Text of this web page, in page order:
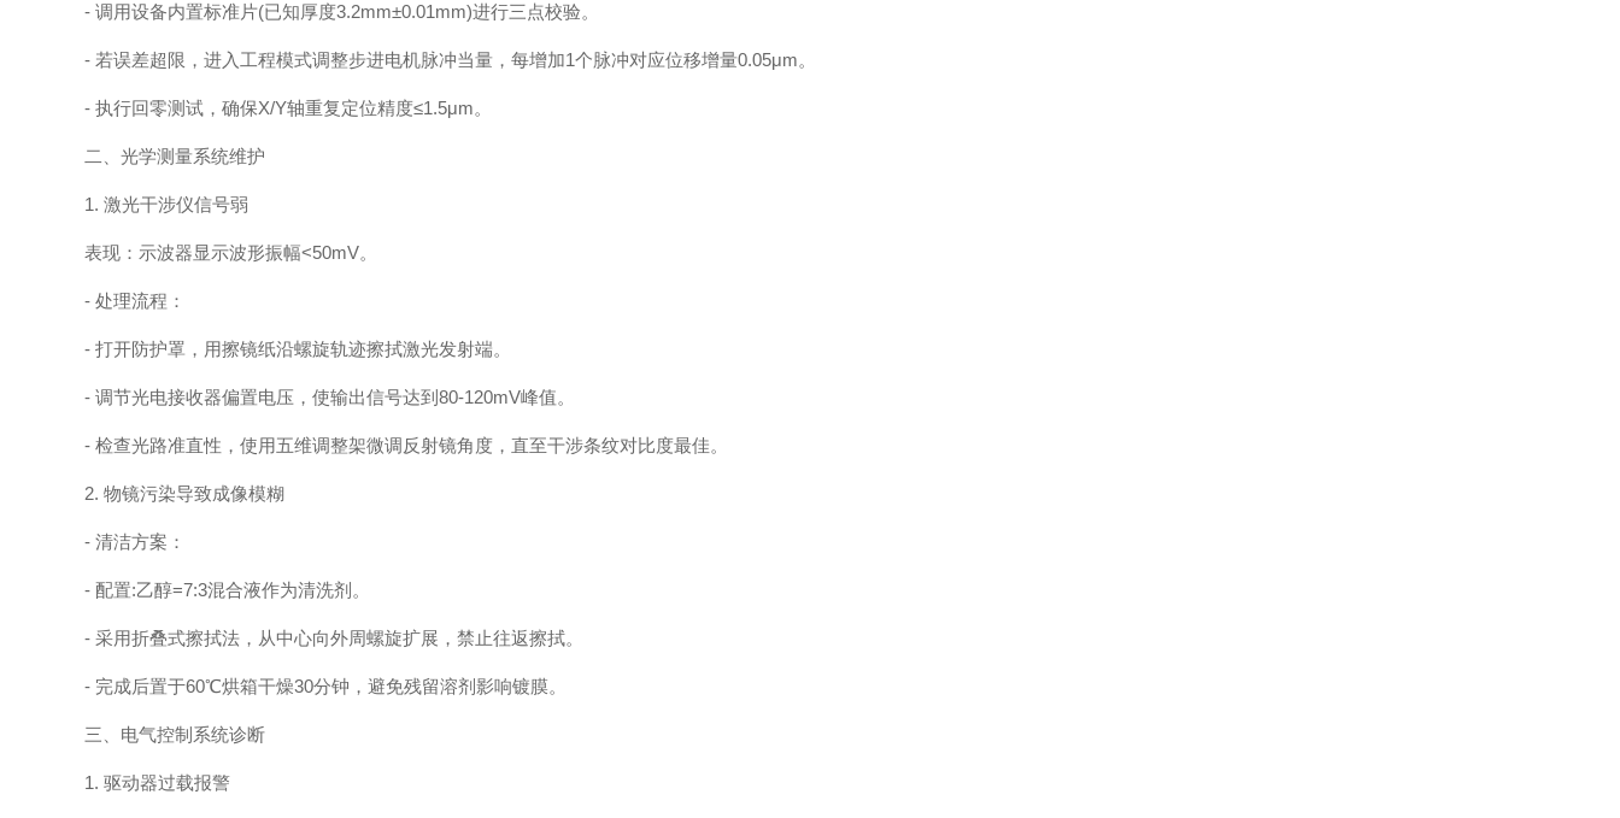
- 调用设备内置标准片(已知厚度3.2mm±0.01mm)进行三点校验。
- 若误差超限，进入工程模式调整步进电机脉冲当量，每增加1个脉冲对应位移增量0.05μm。
- 执行回零测试，确保X/Y轴重复定位精度≤1.5μm。
二、光学测量系统维护
1. 激光干涉仪信号弱
表现：示波器显示波形振幅<50mV。
- 处理流程：
- 打开防护罩，用擦镜纸沿螺旋轨迹擦拭激光发射端。
- 调节光电接收器偏置电压，使输出信号达到80-120mV峰值。
- 检查光路准直性，使用五维调整架微调反射镜角度，直至干涉条纹对比度最佳。
2. 物镜污染导致成像模糊
- 清洁方案：
- 配置:乙醇=7:3混合液作为清洗剂。
- 采用折叠式擦拭法，从中心向外周螺旋扩展，禁止往返擦拭。
- 完成后置于60℃烘箱干燥30分钟，避免残留溶剂影响镀膜。
三、电气控制系统诊断
1. 驱动器过载报警